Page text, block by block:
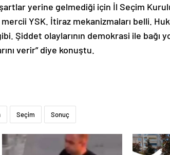
yerine gelmediği için İl Seçim
YSK. İtiraz mekanizmaları belli.
Şiddet olaylarının demokrasi ile bağı
verir” diye konuştu.
Seçim Sonuç